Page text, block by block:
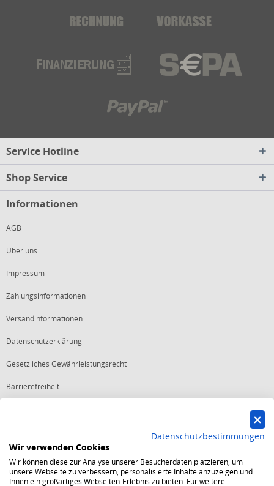
Service Hotline
Shop Service
Informationen
AGB
Über uns
Impressum
Zahlungsinformationen
Versandinformationen
Datenschutzerklärung
Gesetzliches Gewährleistungsrecht
Barrierefreiheit
Starker Service
Shops mit dem Excellent Shop Award stehen seit mehr als 5,
10, 15 oder 20 Jahren für ein sicheres und angenehmes
Datenschutzbestimmungen
Wir verwenden Cookies
Wir können diese zur Analyse unserer Besucherdaten platzieren, um
unsere Webseite zu verbessern, personalisierte Inhalte anzuzeigen und
Ihnen ein großartiges Webseiten-Erlebnis zu bieten. Für weitere